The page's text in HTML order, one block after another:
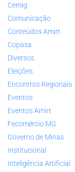
Cemig
Comunicação
Conteúdos Amirt
Copasa
Diversos
Eleições
Encontros Regionais
Eventos
Eventos Amirt
Fecomércio MG
Governo de Minas
Institucional
Inteligência Artificial